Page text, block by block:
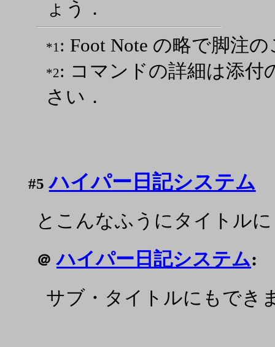
ょう．
*1: Foot Note の略で脚注
*2: コマンドの詳細は添付
さい．
#5 ハイパー日記システム
とこんなふうにタイトル
＠ ハイパー日記システム:
サブ・タイトルにもでき